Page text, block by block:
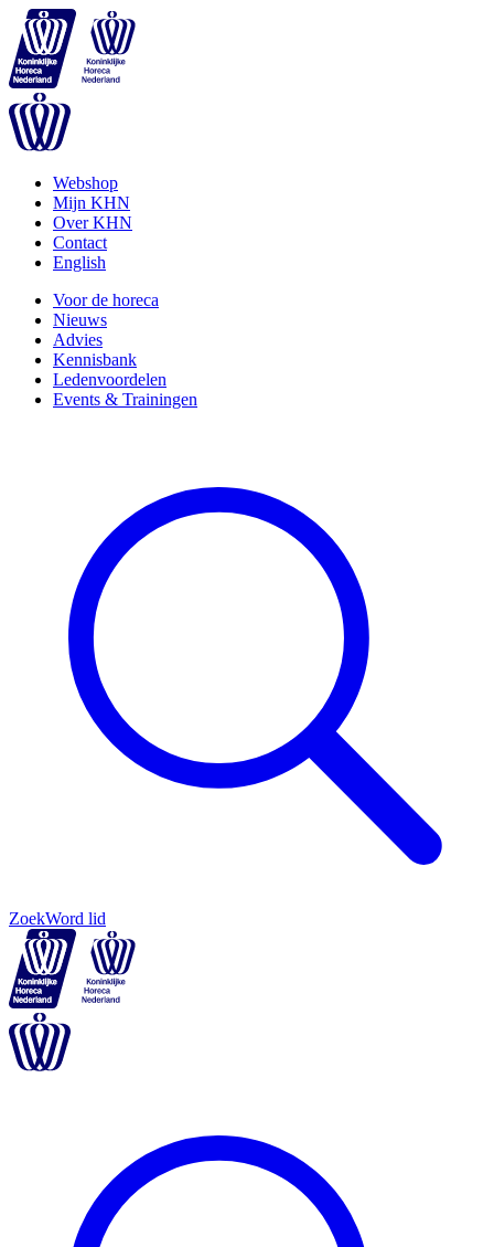
Webshop
Mijn KHN
Over KHN
Contact
English
Voor de horeca
Nieuws
Advies
Kennisbank
Ledenvoordelen
Events & Trainingen
ZoekWord lid